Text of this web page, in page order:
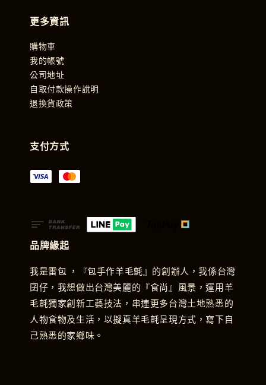
更多資訊
購物車
我的帳號
公司地址
自取付款操作說明
退換貨政策
支付方式
品牌緣起
我是雷包 ，『包手作羊毛氈』的創辦人，我係台灣
囝仔，我想做出台灣美麗的『食尚』風景，運用羊
毛氈獨家創新工藝技法，串連更多台灣土地熟悉的
人物食物及生活，以擬真羊毛氈呈現方式，寫下自
己熟悉的家鄉味。